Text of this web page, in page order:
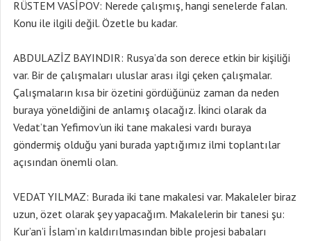
RÜSTEM VASİPOV: Nerede çalışmış, hangi senelerde falan.
Konu ile ilgili değil. Özetle bu kadar.
ABDULAZİZ BAYINDIR: Rusya’da son derece etkin bir kişiliği
var. Bir de çalışmaları uluslar arası ilgi çeken çalışmalar.
Çalışmaların kısa bir özetini gördüğünüz zaman da neden
buraya yöneldiğini de anlamış olacağız. İkinci olarak da
Vedat’tan Yefimov’un iki tane makalesi vardı buraya
göndermiş olduğu yani burada yaptığımız ilmi toplantılar
açısından önemli olan.
VEDAT YILMAZ: Burada iki tane makalesi var. Makaleler biraz
uzun, özet olarak şey yapacağım. Makalelerin bir tanesi şu:
Kur’an’i İslam’ın kaldırılmasından bible projesi babaları